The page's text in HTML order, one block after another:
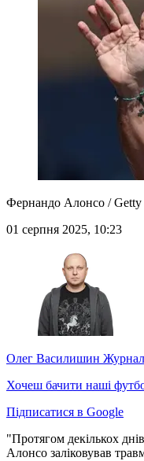
Фернандо Алонсо / Getty
01 серпня 2025, 10:23
Олег Василишин
Хочеш бачити наші
Підписатися в Google
"Протягом декількох
Алонсо заліковував